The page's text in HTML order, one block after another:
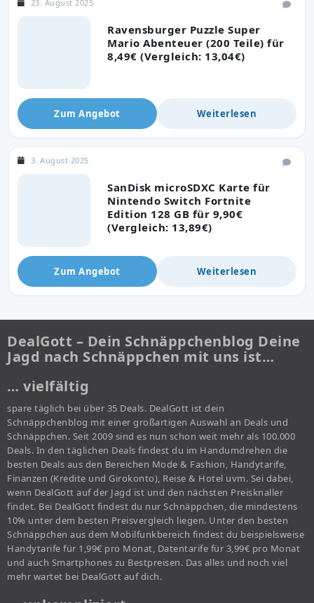
Ravensburger Puzzle Super
Mario Abenteuer (200 Teile) für
8,49€ (Vergleich: 13,04€)
23. August 2025
Zum Angebot Weiterlesen
SanDisk microSDXC Karte für
Nintendo Switch Fortnite
Edition 128 GB für 9,90€
(Vergleich: 13,89€)
3. August 2025
Zum Angebot Weiterlesen
DealGott – Dein Schnäppchenblog Deine
Jagd nach Schnäppchen mit uns ist…
… vielfältig
spare täglich bei über 35 Deals. DealGott ist dein
Schnäppchenblog mit einer großartigen Auswahl an Deals und
Schnäppchen. Seit 2009 sind es nun schon weit mehr als 100.000
Deals. In den täglichen Deals findest du im Handumdrehen die
besten Deals aus den Bereichen Mode & Fashion, Handytarife,
Finanzen (Kredite und Girokonto), Reise & Hotel uvm. Sei dabei,
wenn DealGott auf der Jagd ist und den nächsten Preisknaller
findet. Bei DealGott findest du nur Schnäppchen, die mindestens
10% unter dem besten Preisvergleich liegen. Unter den besten
Schnäppchen aus dem Mobilfunkbereich findest du beispielsweise
Handytarife für 1,99€ pro Monat, Datentarife für 3,99€ pro Monat
und auch Smartphones zu Bestpreisen. Das alles und noch viel
mehr wartet bei DealGott auf dich.